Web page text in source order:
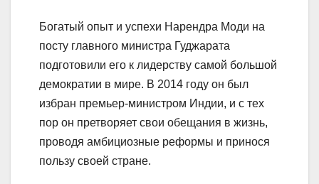
Богатый опыт и успехи Нарендра Моди на
посту главного министра Гуджарата
подготовили его к лидерству самой большой
демократии в мире. В 2014 году он был
избран премьер-министром Индии, и с тех
пор он претворяет свои обещания в жизнь,
проводя амбициозные реформы и принося
пользу своей стране.